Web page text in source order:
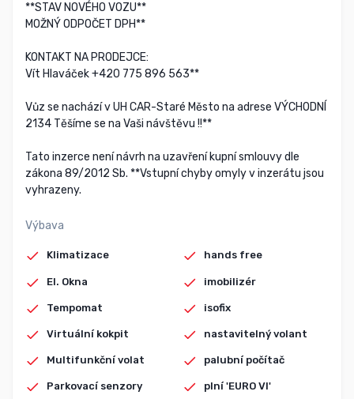
**STAV NOVÉHO VOZU**
MOŽNÝ ODPOČET DPH**
KONTAKT NA PRODEJCE:
Vít Hlaváček +420 775 896 563**
Vůz se nachází v UH CAR-Staré Město na adrese VÝCHODNÍ
2134 Těšíme se na Vaši návštěvu !!**
Tato inzerce není návrh na uzavření kupní smlouvy dle
zákona 89/2012 Sb. **Vstupní chyby omyly v inzerátu jsou
vyhrazeny.
Výbava
Klimatizace
El. Okna
Tempomat
Virtuální kokpit
Multifunkční volat
Parkovací senzory
hands free
imobilizér
isofix
nastavitelný volant
palubní počítač
plní 'EURO VI'